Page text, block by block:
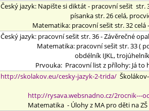
Český jazyk: Napište si diktát - pracovní sešit str.
písanka str. 26 celá, procvičení
Matematika: pracovní sešit str. 32 celá -
Český jazyk: pracovní sešit str. 36 - Závěrečné
Matematika: pracovní sešit str. 33 (
obdélník IJKL, trojúhelník EMK a
Prvouka: Pracovní list z přílohy: Já to
http://skolakov.eu/cesky-jazyk-2-trida/
http://rysava.websnadno.cz/2rocnik---
Matematika - Úlohy z MA pro děti na ZŠ -